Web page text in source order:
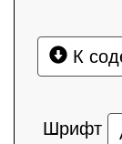
К
Шрифт